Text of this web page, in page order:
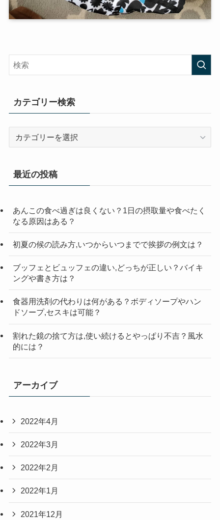
カテゴリー検索
リ
索
最近の投稿
あんこの食べ過ぎは良くない？1日の摂取量や食べたく
なる原因はある？
初夏の候の読み方,いつからいつまでで挨拶の例文は？
ブッフェとビュッフェの違い,どっちが正しい？バイキ
ングや書き方は？
食器用洗剤の代わりは何がある？ボディソープやハン
ドソープ,セスキは可能？
割れた鏡の捨て方は,使い続けるとやっぱり不吉？風水
的には？
アーカイブ
2022年4月
2022年3月
2022年2月
2022年1月
2021年12月